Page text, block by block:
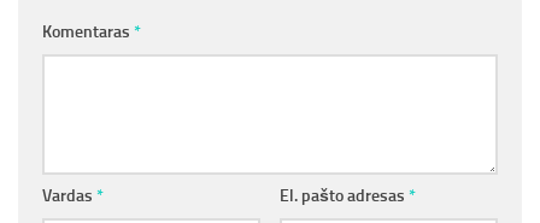
Komentaras *
Vardas * El. pašto adresas *